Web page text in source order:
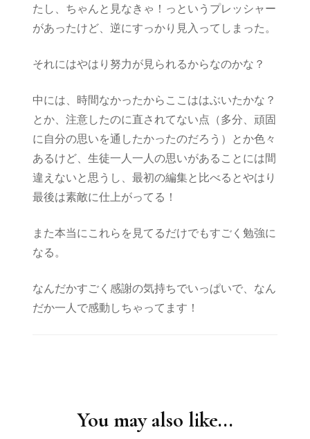
たし、ちゃんと見なきゃ！っというプレッシャー
があったけど、逆にすっかり見入ってしまった。
それにはやはり努力が見られるからなのかな？
中には、時間なかったからここははぶいたかな？
とか、注意したのに直されてない点（多分、頑固
に自分の思いを通したかったのだろう）とか色々
あるけど、生徒一人一人の思いがあることには間
違えないと思うし、最初の編集と比べるとやはり
最後は素敵に仕上がってる！
また本当にこれらを見てるだけでもすごく勉強に
なる。
なんだかすごく感謝の気持ちでいっぱいで、なん
だか一人で感動しちゃってます！
You may also like...